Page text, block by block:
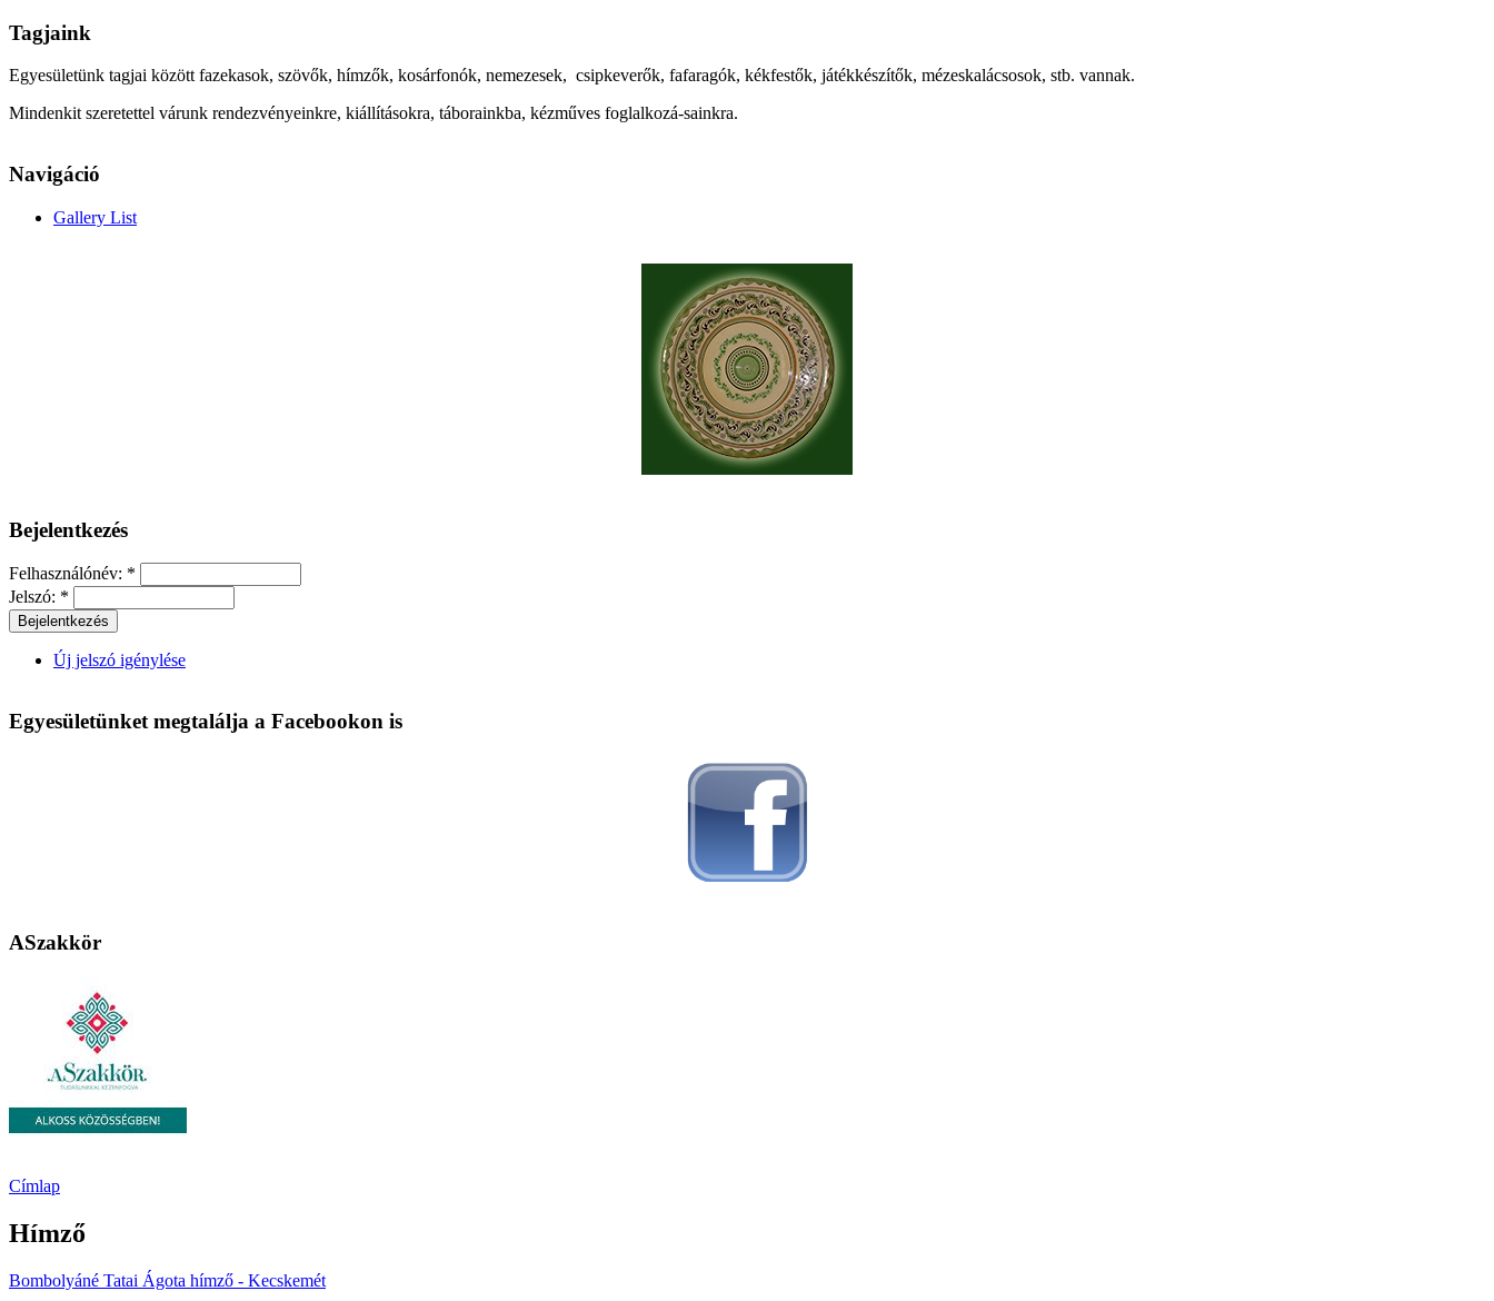
Tagjaink
Egyesületünk tagjai között fazekasok, szövők, hímzők, kosárfonók, nemezesek, csipkeverők, fafaragók, kékfestők, játékkészítők, mézeskalácsosok, stb. vannak.
Mindenkit szeretettel várunk rendezvényeinkre, kiállításokra, táborainkba, kézműves foglalkozá-sainkra.
Navigáció
Gallery List
Bejelentkezés
Felhasználónév: *
Jelszó: *
Új jelszó igénylése
Egyesületünket megtalálja a Facebookon is
ASzakkör
Címlap
Hímző
Bombolyáné Tatai Ágota hímző - Kecskemét